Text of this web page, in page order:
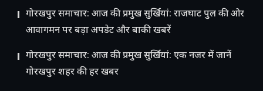
गोरखपुर समाचार: आज की प्रमुख सुर्खियां: राजघाट पुल की ओर
आवागमन पर बड़ा अपडेट और बाकी खबरें
गोरखपुर समाचार: आज की प्रमुख सुर्खियां: एक नजर में जानें
गोरखपुर शहर की हर खबर